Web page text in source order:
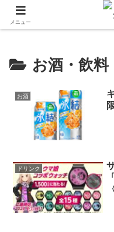
飲食店キャンペーン・食
お酒・飲料
お酒
ドリンク
メニュー